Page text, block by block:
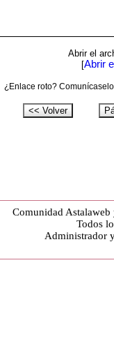
Abrir el
[Abrir
¿Enlace roto?
Comunidad
Todos
Administrador